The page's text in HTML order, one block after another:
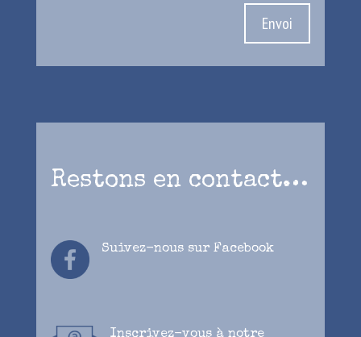
Envoi
Restons en contact…
Suivez-nous sur Facebook